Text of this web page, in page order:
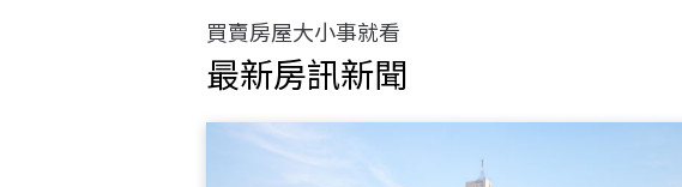
買賣房屋大小事就看
最新房訊新聞